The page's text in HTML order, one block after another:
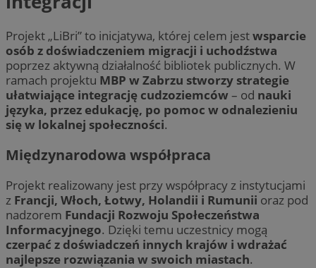
Projekt „LiBri” to inicjatywa, której celem jestwsparcie
osób z doświadczeniem migracji i uchodźstwa
poprzez aktywną działalność bibliotek publicznych. W
ramach projektu MBP w Zabrzu stworzy strategie
ułatwiające integrację cudzoziemców – od nauki
języka, przez edukację, po pomoc w odnalezieniu
się w lokalnej społeczności.
Międzynarodowa współpraca
Projekt realizowany jest przy współpracy z instytucjami
z Francji, Włoch, Łotwy, Holandii i Rumunii oraz pod
nadzorem Fundacji Rozwoju Społeczeństwa
Informacyjnego. Dzięki temu uczestnicy mogą
czerpać z doświadczeń innych krajów i wdrażać
najlepsze rozwiązania w swoich miastach.